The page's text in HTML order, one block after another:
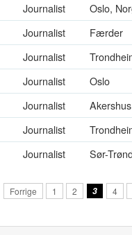
Journalist
Oslo,
Journalist
Færder
Journalist
Journalist
Oslo
Journalist
Akershus
Journalist
Journalist Sør-
Forrige 1 2 3 4